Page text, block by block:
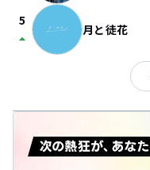
5
arrow_drop_up 月と徒花